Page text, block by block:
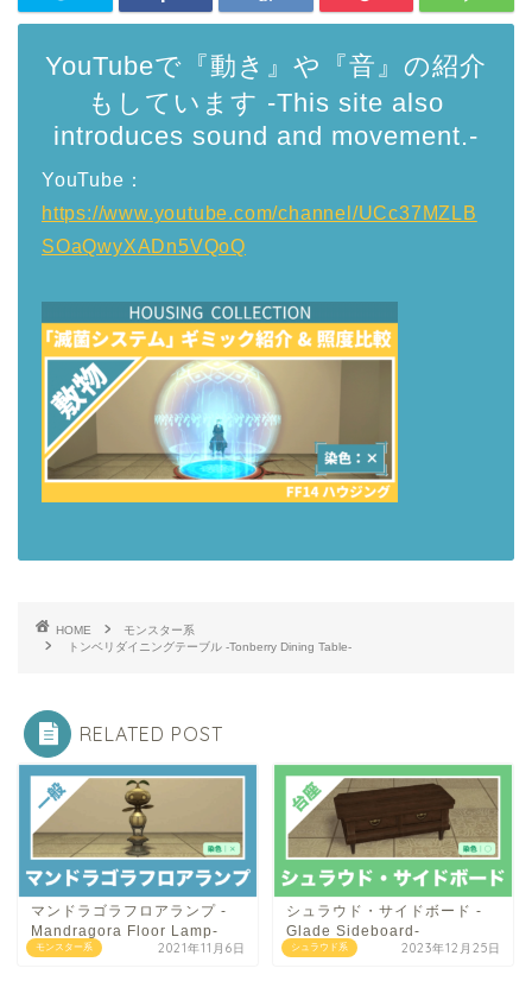
YouTubeで『動き』や『音』の紹介
もしています -This site also
introduces sound and movement.-
YouTube：
https://www.youtube.com/channel/UCc37MZLB
SOaQwyXADn5VQoQ
HOME
モンスター系
トンベリダイニングテーブル -Tonberry Dining Table-
RELATED POST
モンスター系
マンドラゴラフロアランプ -
Mandragora Floor Lamp-
2021年11月6日 シュラウド系
シュラウド・サイドボード -
Glade Sideboard-
2023年12月25日